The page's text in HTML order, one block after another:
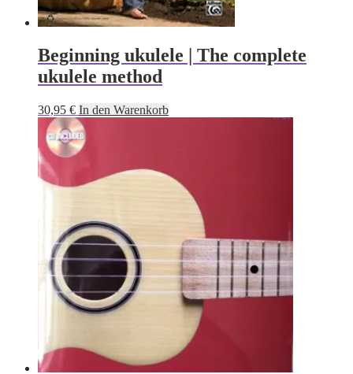
Beginning ukulele | The complete
ukulele method
30,95 € In den Warenkorb